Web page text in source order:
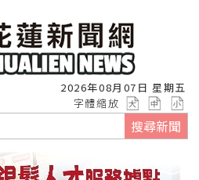
2026年08月07日 星期五
字體縮放
搜尋新聞